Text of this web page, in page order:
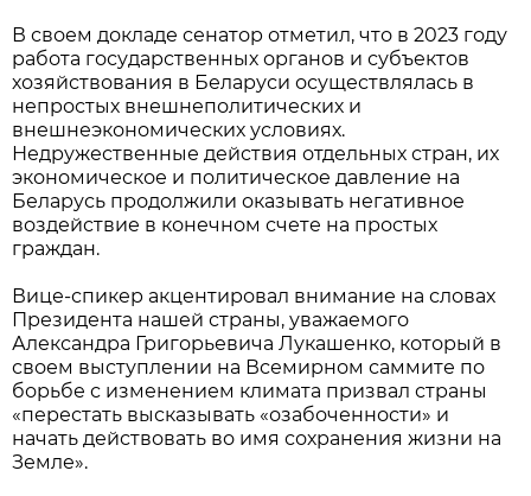
В своем докладе сенатор отметил, что в 2023 году
работа государственных органов и субъектов
хозяйствования в Беларуси осуществлялась в
непростых внешнеполитических и
внешнеэкономических условиях.
Недружественные действия отдельных стран, их
экономическое и политическое давление на
Беларусь продолжили оказывать негативное
воздействие в конечном счете на простых
граждан.
Вице-спикер акцентировал внимание на словах
Президента нашей страны, уважаемого
Александра Григорьевича Лукашенко, который в
своем выступлении на Всемирном саммите по
борьбе с изменением климата призвал страны
«перестать высказывать «озабоченности» и
начать действовать во имя сохранения жизни на
Земле».